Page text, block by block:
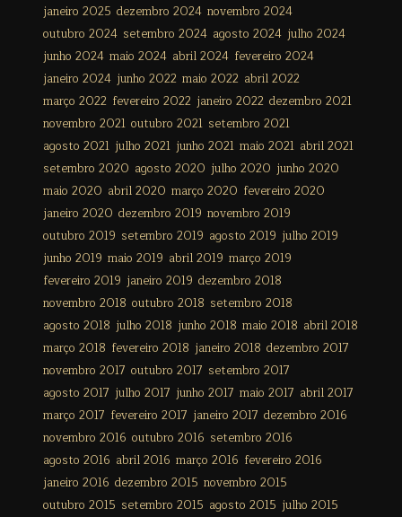
janeiro 2025 dezembro 2024 novembro 2024
outubro 2024 setembro 2024 agosto 2024 julho 2024
junho 2024 maio 2024 abril 2024 fevereiro 2024
janeiro 2024 junho 2022 maio 2022 abril 2022
março 2022 fevereiro 2022 janeiro 2022 dezembro 2021
novembro 2021 outubro 2021 setembro 2021
agosto 2021 julho 2021 junho 2021 maio 2021 abril 2021
setembro 2020 agosto 2020 julho 2020 junho 2020
maio 2020 abril 2020 março 2020 fevereiro 2020
janeiro 2020 dezembro 2019 novembro 2019
outubro 2019 setembro 2019 agosto 2019 julho 2019
junho 2019 maio 2019 abril 2019 março 2019
fevereiro 2019 janeiro 2019 dezembro 2018
novembro 2018 outubro 2018 setembro 2018
agosto 2018 julho 2018 junho 2018 maio 2018 abril 2018
março 2018 fevereiro 2018 janeiro 2018 dezembro 2017
novembro 2017 outubro 2017 setembro 2017
agosto 2017 julho 2017 junho 2017 maio 2017 abril 2017
março 2017 fevereiro 2017 janeiro 2017 dezembro 2016
novembro 2016 outubro 2016 setembro 2016
agosto 2016 abril 2016 março 2016 fevereiro 2016
janeiro 2016 dezembro 2015 novembro 2015
outubro 2015 setembro 2015 agosto 2015 julho 2015